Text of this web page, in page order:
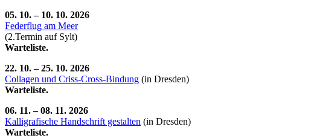
05. 10. – 10. 10. 2026
Federflug am Meer
(2.Termin auf Sylt)
Warteliste.
22. 10. – 25. 10. 2026
Collagen und Criss-Cross-Bindung (in Dresden)
Warteliste.
06. 11. – 08. 11. 2026
Kalligrafische Handschrift gestalten (in Dresden)
Warteliste.